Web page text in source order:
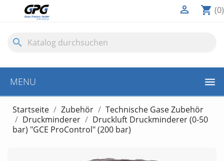
shopping_cart (0)

search
MENU
Startseite Zubehör
Technische Gase Zubehör
Druckminderer
Druckluft Druckminderer (0-50
bar) "GCE ProControl" (200 bar)